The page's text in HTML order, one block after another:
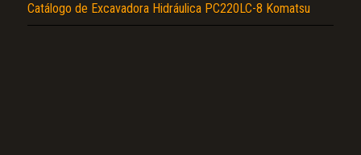
Catálogo de Excavadora Hidráulica PC220LC-8 Komatsu